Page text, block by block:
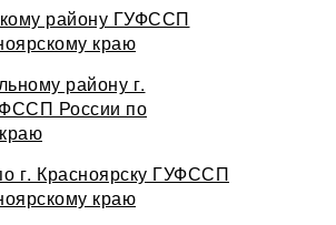
району ГУФССП
краю
району г.
России по
г. Красноярску ГУФССП
краю